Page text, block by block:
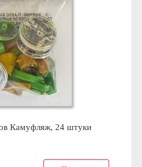
Камуфляж, 24 штуки